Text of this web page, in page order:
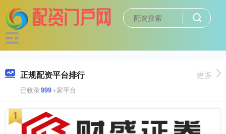
正规配资平台排行
已收录999+家平台
更多